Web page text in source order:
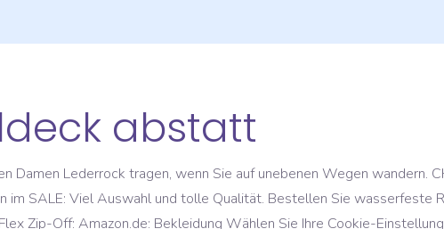
abstatt
Damen Lederrock tragen, wenn Sie auf unebenen Wegen wandern.
im SALE: Viel Auswahl und tolle Qualität. Bestellen Sie wasserfeste
Zip-Off: Amazon.de: Bekleidung Wählen Sie Ihre Cookie-